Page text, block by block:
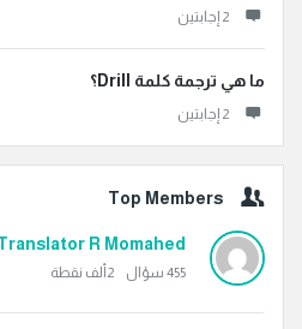
‫2 إجابتين
ما هي ترجمة كلمة Drill؟
‫2 إجابتين
Top Members
R Momahed
455 سؤال 2ألف نقطة